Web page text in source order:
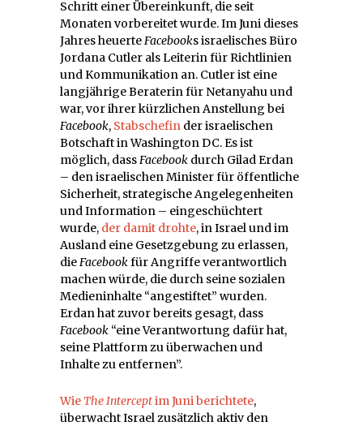
Schritt einer Übereinkunft, die seit
Monaten vorbereitet wurde. Im Juni dieses
Jahres heuerteFacebooks israelisches Büro
Jordana Cutler als Leiterin für Richtlinien
und Kommunikation an. Cutler ist eine
langjährige Beraterin für Netanyahu und
war, vor ihrer kürzlichen Anstellung bei
Facebook, Stabschefin der israelischen
Botschaft in Washington DC. Es ist
möglich, dassFacebook durch Gilad Erdan
– den israelischen Minister für öffentliche
Sicherheit, strategische Angelegenheiten
und Information – eingeschüchtert
wurde, der damit drohte, in Israel und im
Ausland eine Gesetzgebung zu erlassen,
dieFacebookfür Angriffe verantwortlich
machen würde, die durch seine sozialen
Medieninhalte “angestiftet” wurden.
Erdan hat zuvor bereits gesagt, dass
Facebook “eine Verantwortung dafür hat,
seine Plattform zu überwachen und
Inhalte zu entfernen”.
Wie The Interceptim Juni berichtete,
überwacht Israel zusätzlich aktiv den